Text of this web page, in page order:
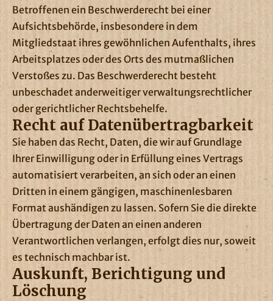
Betroffenen ein Beschwerderecht bei einer
Aufsichtsbehörde, insbesondere in dem
Mitgliedstaat ihres gewöhnlichen Aufenthalts, ihres
Arbeitsplatzes oder des Orts des mutmaßlichen
Verstoßes zu. Das Beschwerderecht besteht
unbeschadet anderweitiger verwaltungsrechtlicher
oder gerichtlicher Rechtsbehelfe.
Recht auf Daten­übertrag­barkeit
Sie haben das Recht, Daten, die wir auf Grundlage
Ihrer Einwilligung oder in Erfüllung eines Vertrags
automatisiert verarbeiten, an sich oder an einen
Dritten in einem gängigen, maschinenlesbaren
Format aushändigen zu lassen. Sofern Sie die direkte
Übertragung der Daten an einen anderen
Verantwortlichen verlangen, erfolgt dies nur, soweit
es technisch machbar ist.
Auskunft, Berichtigung und
Löschung